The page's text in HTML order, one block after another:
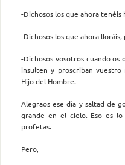
-Dichosos los que ahora
-Dichosos los que ahora
-Dichosos vosotros cuando os
insulten y proscriban
Hijo del Hombre.
Alegraos ese día y saltad de
grande en el cielo. Eso es
profetas.
Pero,